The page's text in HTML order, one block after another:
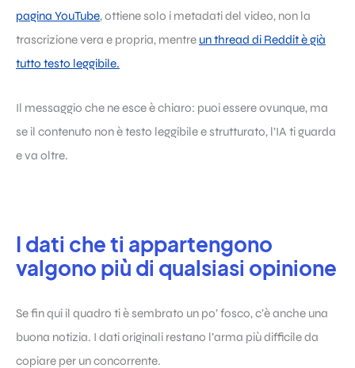
pagina YouTube, ottiene solo i metadati del video, non la
trascrizione vera e propria, mentre un thread di Reddit è già
tutto testo leggibile.
Il messaggio che ne esce è chiaro: puoi essere ovunque, ma
se il contenuto non è testo leggibile e strutturato, l’IA ti guarda
e va oltre.
I dati che ti appartengono
valgono più di qualsiasi opinione
Se fin qui il quadro ti è sembrato un po’ fosco, c’è anche una
buona notizia. I dati originali restano l’arma più difficile da
copiare per un concorrente.